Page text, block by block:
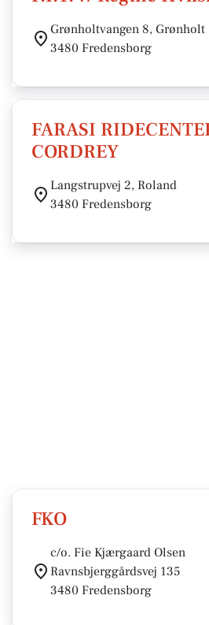
Grønholtvangen 8, Grønholt
3480 Fredensborg
FARASI
CORDREY
Langstrupvej 2, Roland
3480 Fredensborg
FKO
c/o. Fie Kjærgaard Olsen
Ravnsbjerggårdsvej 135
3480 Fredensborg